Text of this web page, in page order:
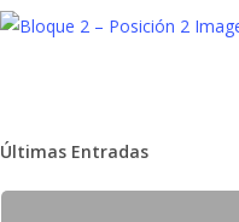
Últimas Entradas